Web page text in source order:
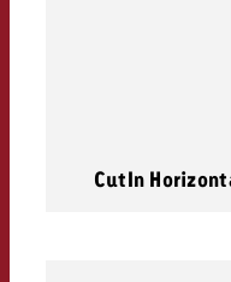
CutIn